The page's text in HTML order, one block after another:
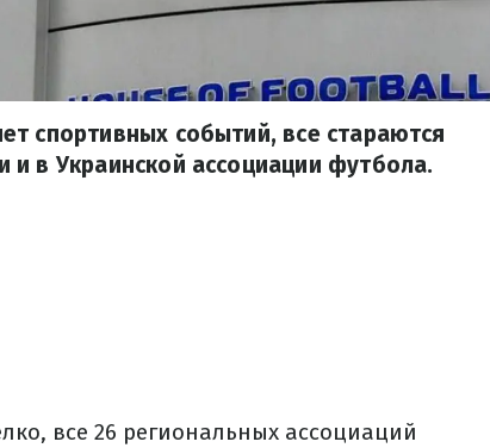
спортивных событий, все стараются
в Украинской ассоциации футбола.
все 26 региональных ассоциаций